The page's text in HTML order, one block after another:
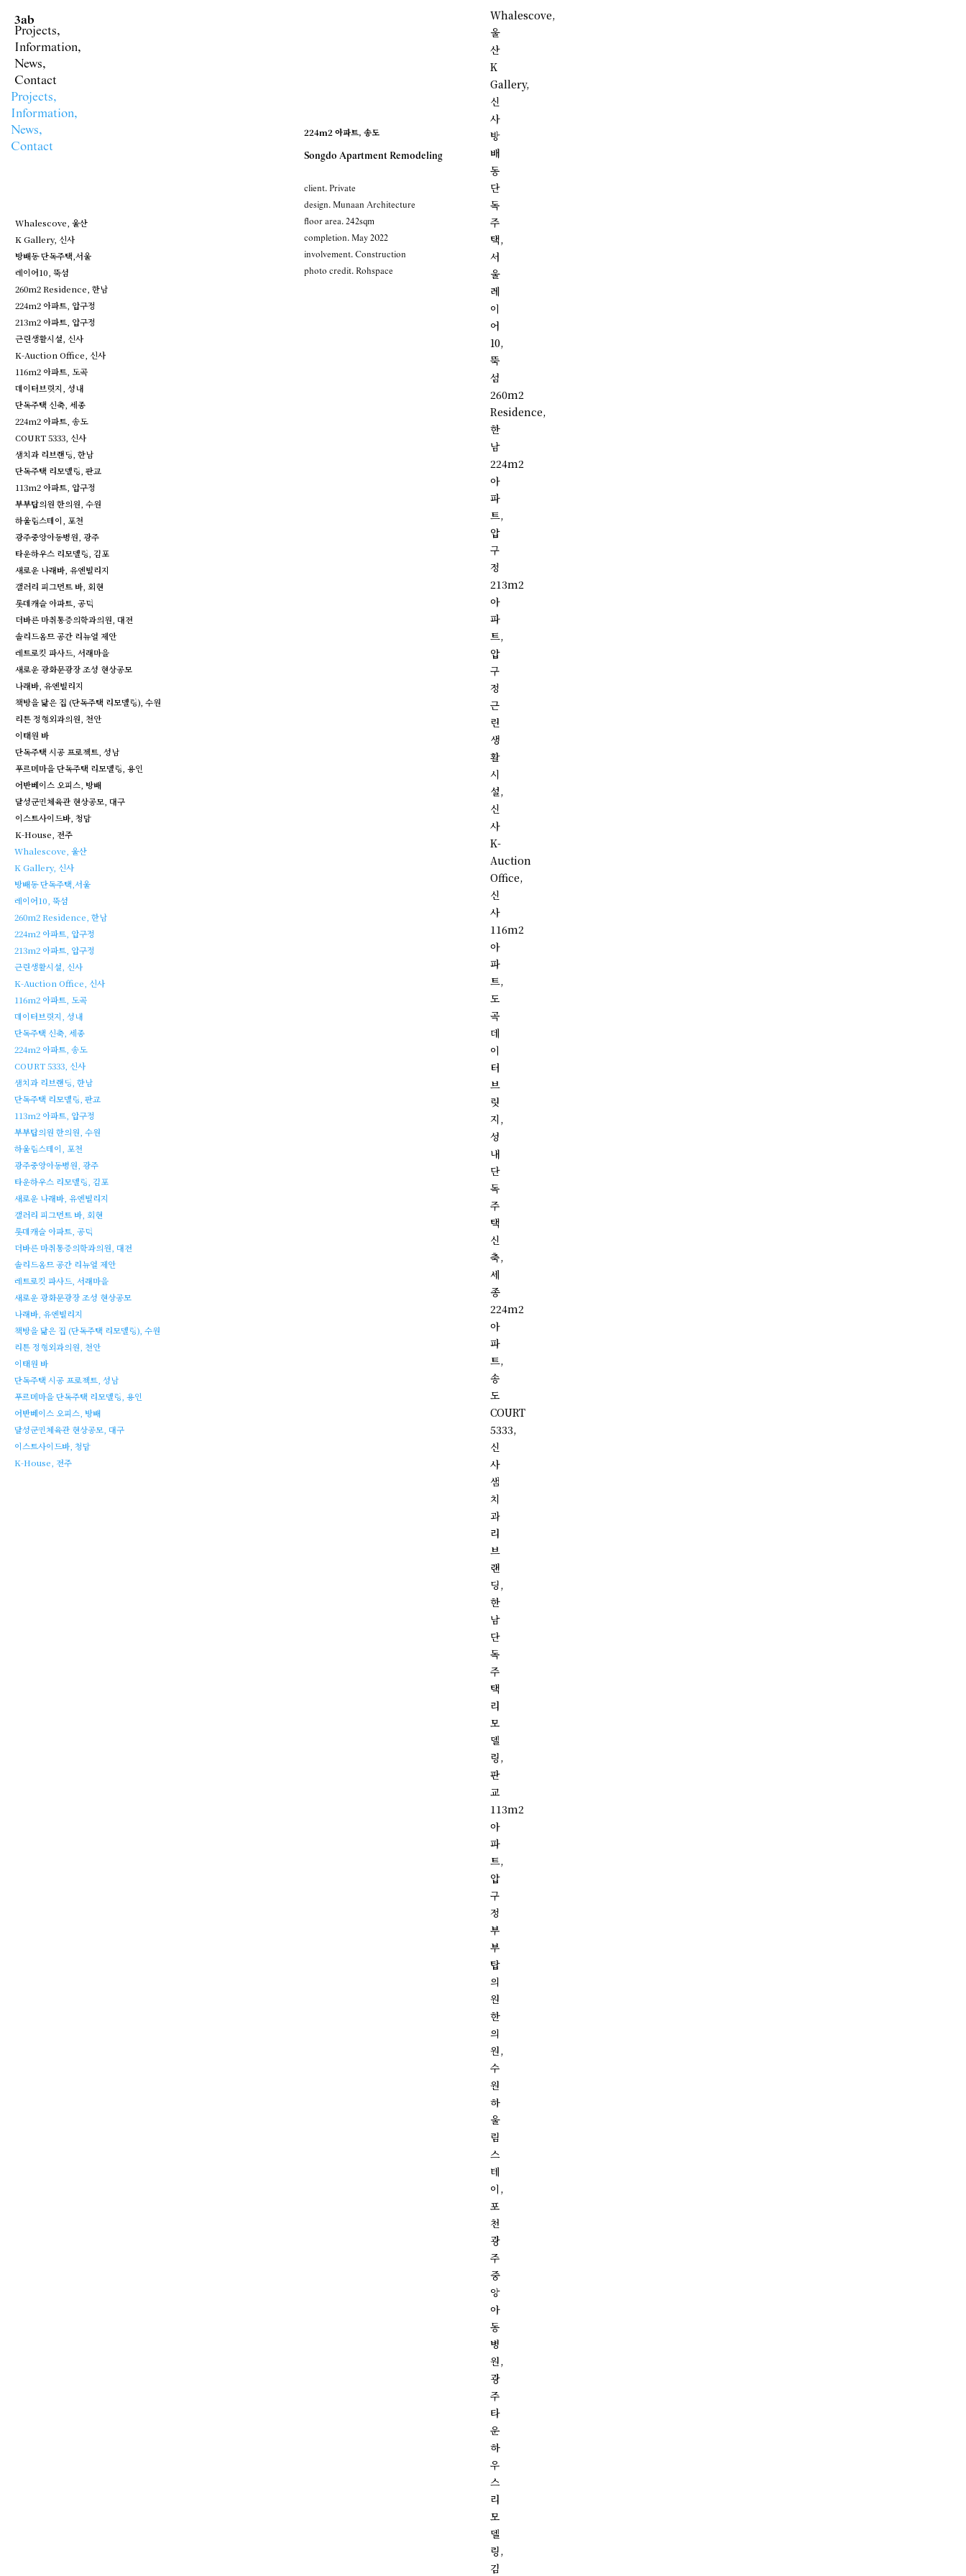
3ab
Projects,
Information,
News,
Contact
Projects,
Information,
News,
Contact
Whalescove, 울산
K Gallery, 신사
방배동 단독주택,서울
레이어10, 뚝섬
260m2 Residence, 한남
224m2 아파트, 압구정
213m2 아파트, 압구정
근린생활시설, 신사
K-Auction Office, 신사
116m2 아파트, 도곡
데이터브릿지, 성내
단독주택 신축, 세종
224m2 아파트, 송도
COURT 5333, 신사
샘치과 리브랜딩, 한남
단독주택 리모델링, 판교
113m2 아파트, 압구정
부부탑의원 한의원, 수원
하울림스테이, 포천
광주중앙아동병원, 광주
타운하우스 리모델링, 김포
새로운 나래바, 유엔빌리지
갤러리 피그먼트 바, 회현
롯데캐슬 아파트, 공덕
더바른 마취통증의학과의원, 대전
솔리드옴므 공간 리뉴얼 제안
레트로킷 파사드, 서래마을
새로운 광화문광장 조성 현상공모
나래바, 유엔빌리지
책방을 닮은 집 (단독주택 리모델링), 수원
리튼 정형외과의원, 천안
이태원 바
단독주택 시공 프로젝트, 성남
푸르메마을 단독주택 리모델링, 용인
어반베이스 오피스, 방배
달성군민체육관 현상공모, 대구
이스트사이드바, 청담
K-House, 전주
Whalescove, 울산
K Gallery, 신사
방배동 단독주택,서울
레이어10, 뚝섬
260m2 Residence, 한남
224m2 아파트, 압구정
213m2 아파트, 압구정
근린생활시설, 신사
K-Auction Office, 신사
116m2 아파트, 도곡
데이터브릿지, 성내
단독주택 신축, 세종
224m2 아파트, 송도
COURT 5333, 신사
샘치과 리브랜딩, 한남
단독주택 리모델링, 판교
113m2 아파트, 압구정
부부탑의원 한의원, 수원
하울림스테이, 포천
광주중앙아동병원, 광주
타운하우스 리모델링, 김포
새로운 나래바, 유엔빌리지
갤러리 피그먼트 바, 회현
롯데캐슬 아파트, 공덕
더바른 마취통증의학과의원, 대전
솔리드옴므 공간 리뉴얼 제안
레트로킷 파사드, 서래마을
새로운 광화문광장 조성 현상공모
나래바, 유엔빌리지
책방을 닮은 집 (단독주택 리모델링), 수원
리튼 정형외과의원, 천안
이태원 바
단독주택 시공 프로젝트, 성남
푸르메마을 단독주택 리모델링, 용인
어반베이스 오피스, 방배
달성군민체육관 현상공모, 대구
이스트사이드바, 청담
K-House, 전주
224m2 아파트, 송도
Songdo Apartment Remodeling
client. Private
design. Munaan Architecture
floor area. 242sqm
completion. May 2022
involvement. Construction
photo credit. Rohspace
Whalescove,
울
산
K
Gallery,
신
사
방
배
동
단
독
주
택,
서
울
레
이
어
10,
뚝
섬
260m2
Residence,
한
남
224m2
아
파
트,
압
구
정
213m2
아
파
트,
압
구
정
근
린
생
활
시
설,
신
사
K-
Auction
Office,
신
사
116m2
아
파
트,
도
곡
데
이
터
브
릿
지,
성
내
단
독
주
택
신
축,
세
종
224m2
아
파
트,
송
도
COURT
5333,
신
사
샘
치
과
리
브
랜
딩,
한
남
단
독
주
택
리
모
델
링,
판
교
113m2
아
파
트,
압
구
정
부
부
탑
의
원
한
의
원,
수
원
하
울
림
스
테
이,
포
천
광
주
중
앙
아
동
병
원,
광
주
타
운
하
우
스
리
모
델
링,
김